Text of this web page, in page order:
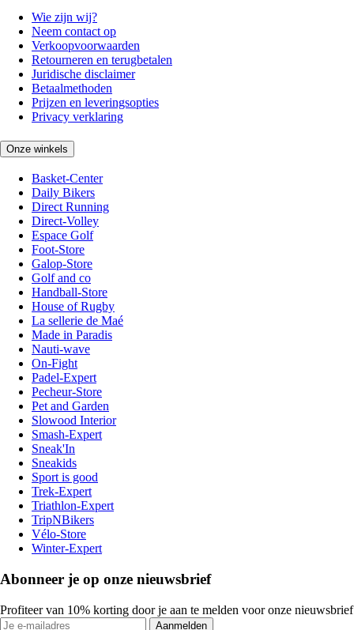
Wie zijn wij?
Neem contact op
Verkoopvoorwaarden
Retourneren en terugbetalen
Juridische disclaimer
Betaalmethoden
Prijzen en leveringsopties
Privacy verklaring
Onze winkels
Basket-Center
Daily Bikers
Direct Running
Direct-Volley
Espace Golf
Foot-Store
Galop-Store
Golf and co
Handball-Store
House of Rugby
La sellerie de Maé
Made in Paradis
Nauti-wave
On-Fight
Padel-Expert
Pecheur-Store
Pet and Garden
Slowood Interior
Smash-Expert
Sneak'In
Sneakids
Sport is good
Trek-Expert
Triathlon-Expert
TripNBikers
Vélo-Store
Winter-Expert
Abonneer je op onze nieuwsbrief
Profiteer van 10% korting door je aan te melden voor onze nieuwsbrief
Aanmelden